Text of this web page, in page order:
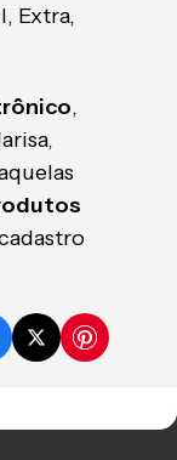
Extra,
,